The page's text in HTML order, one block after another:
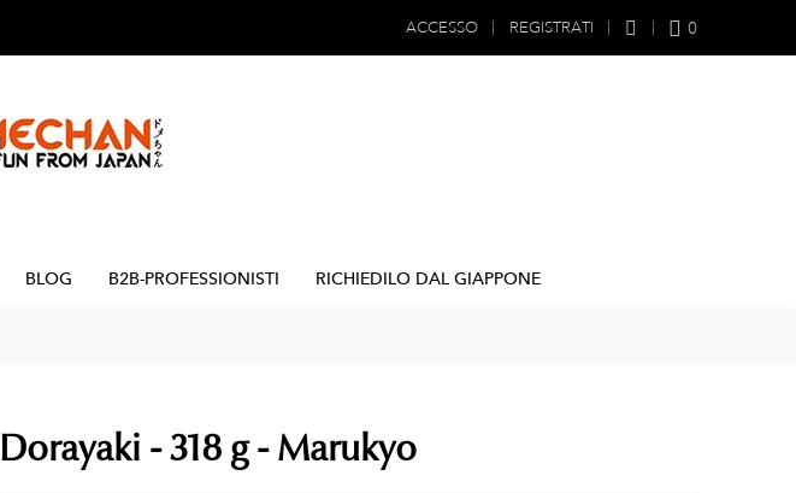
ACCESSO REGISTRATI 0
BLOG B2B-PROFESSIONISTI RICHIEDILO DAL GIAPPONE
Dorayaki - 318 g - Marukyo